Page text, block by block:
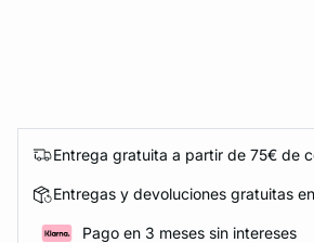
Entrega gratuita a partir de 75€ de
Entregas y devoluciones gratuitas
Pago en 3 meses sin intereses